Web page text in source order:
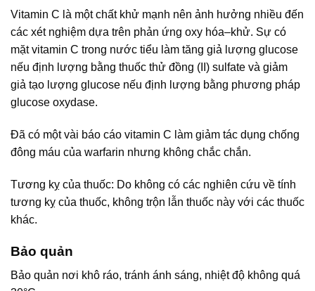
Vitamin C là một chất khử mạnh nên ảnh hưởng nhiều đến
các xét nghiệm dựa trên phản ứng oxy hóa–khử. Sự có
mặt vitamin C trong nước tiểu làm tăng giả lượng glucose
nếu định lượng bằng thuốc thử đồng (II) sulfate và giảm
giả tạo lượng glucose nếu định lượng bằng phương pháp
glucose oxydase.
Đã có một vài báo cáo vitamin C làm giảm tác dụng chống
đông máu của warfarin nhưng không chắc chắn.
Tương kỵ của thuốc: Do không có các nghiên cứu về tính
tương kỵ của thuốc, không trộn lẫn thuốc này với các thuốc
khác.
Bảo quản
Bảo quản nơi khô ráo, tránh ánh sáng, nhiệt độ không quá